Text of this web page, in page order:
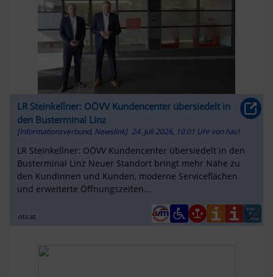
LR Steinkellner: OÖVV Kundencenter übersiedelt in
den Busterminal Linz
[Informationsverbund, Newslink] 24. Juli 2026, 10:01 Uhr vonhacl
LR Steinkellner: OÖVV Kundencenter übersiedelt in den
Busterminal Linz Neuer Standort bringt mehr Nähe zu
den Kundinnen und Kunden, moderne Serviceflächen
und erweiterte Öffnungszeiten...
ots.at